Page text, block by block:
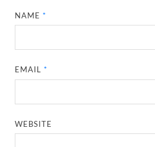
NAME*
EMAIL*
WEBSITE